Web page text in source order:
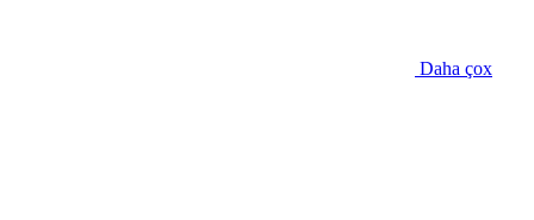
Daha çox